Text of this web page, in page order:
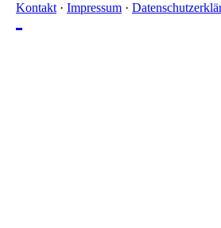
Kontakt · Impressum ·